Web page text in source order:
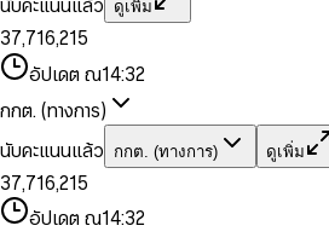
ดูเพิ่ม
2
3
4
5
6
8
9
6
7
8
9
,
6
7
8
9
0
1
2
3
4
5
6
7
8
9
5
6
7
8
9
,
1
2
4
5
7
8
9
0
1
3
4
6
7
8
9
4
5
7
8
อัปเดต ณ14:32
กกต. (ทางการ)
นับคะแนนแล้ว
กกต. (ทางการ) ดูเพิ่ม
0
1
2
3
4
5
0
1
2
4
5
6
7
8
9
,
0
1
2
4
6
7
8
9
0
1
2
3
0
1
3
5
6
7
8
,
1
2
4
0
1
3
0
2
3
4
5
7
อัปเดต ณ14:32